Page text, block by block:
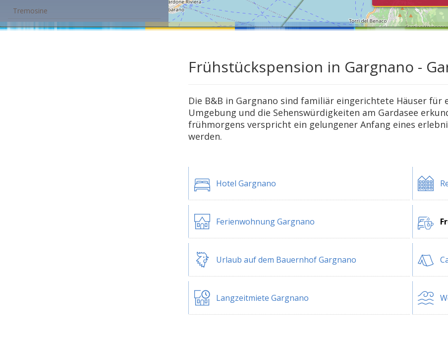
Tremosine
Frühstückspension in Gargnano -
Die B&B in Gargnano sind familiär eingerichtete Häuser
Umgebung und die Sehenswürdigkeiten am Gardasee
frühmorgens verspricht ein gelungener Anfang eines
werden.
Hotel Gargnano
Ferienwohnung Gargnano
Urlaub auf dem Bauernhof Gargnano
Langzeitmiete Gargnano